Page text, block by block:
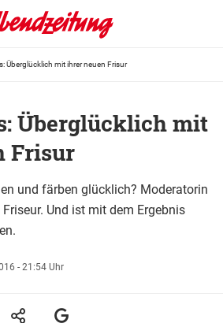
Überglücklich mit ihrer neuen Frisur
Überglücklich mit
Frisur
und färben glücklich? Moderatorin
Und ist mit dem Ergebnis
- 21:54 Uhr